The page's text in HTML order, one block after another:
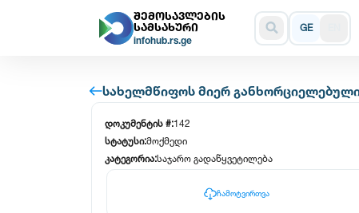
ᲨᲔᲛᲝᲡᲐᲕᲚᲔᲑᲘᲡ
ᲡᲐᲛᲡᲐᲮᲣᲠᲘ
infohub.rs.ge
GE
სახელმწიფოს მიერ
დოკუმენტის #:142
სტატუსი:მოქმედი
კატეგორია:საჯარო გადაწყვეტილება
დოკუმენტის მიმღები:
ჩამოტვირთვა